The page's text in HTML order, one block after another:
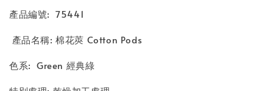
產品編號: 75441
產品名稱: 棉花莢 Cotton Pods
色系: Green 經典綠